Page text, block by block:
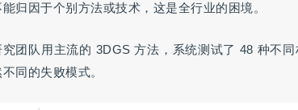
能归因于个别方法或技术，这是全行业的困境。
究团队用主流的 3DGS 方法，系统测试了 48 种不
同的失败模式。